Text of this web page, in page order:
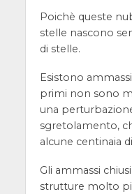
Poichè queste
stelle nascono
di stelle.
Esistono ammassi
primi non sono
una
sgretolamento,
alcune centinaia
Gli ammassi
strutture molto